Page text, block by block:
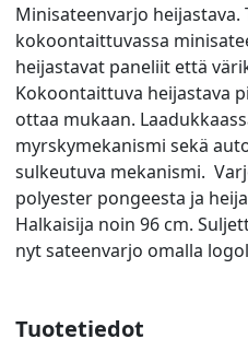
Minisateenvarjo heijastava.
kokoontaittuvassa
heijastavat paneliit että
Kokoontaittuva heijastava
ottaa mukaan.
myrskymekanismi sekä
sulkeutuva mekanismi.
polyester pongeesta ja
Halkaisija noin 96 cm.
nyt sateenvarjo omalla
Tuotetiedot